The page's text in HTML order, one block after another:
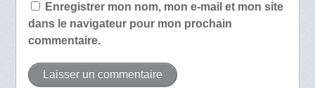
Enregistrer mon nom, mon e-mail et mon site
dans le navigateur pour mon prochain
commentaire.